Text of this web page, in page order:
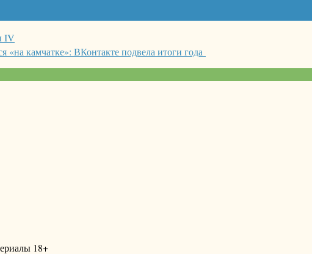
IV
«на камчатке»: ВКонтакте подвела итоги года
18+